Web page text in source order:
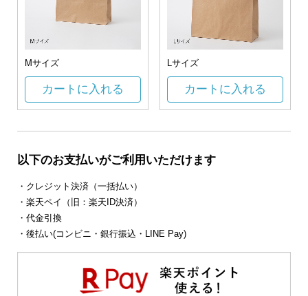
Mサイズ
カートに入れる
Lサイズ
カートに入れる
以下のお支払いがご利用いただけます
・クレジット決済（一括払い）
・楽天ペイ（旧：楽天ID決済）
・代金引換
・後払い(コンビニ・銀行振込・LINE Pay)